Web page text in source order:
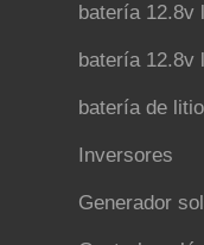
batería 12.8v
batería 12.8v
batería de
Inversores
Generador